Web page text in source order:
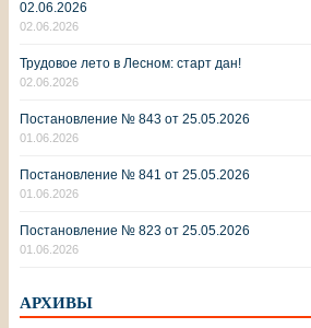
02.06.2026
02.06.2026
Трудовое лето в Лесном: старт дан!
02.06.2026
Постановление № 843 от 25.05.2026
01.06.2026
Постановление № 841 от 25.05.2026
01.06.2026
Постановление № 823 от 25.05.2026
01.06.2026
АРХИВЫ